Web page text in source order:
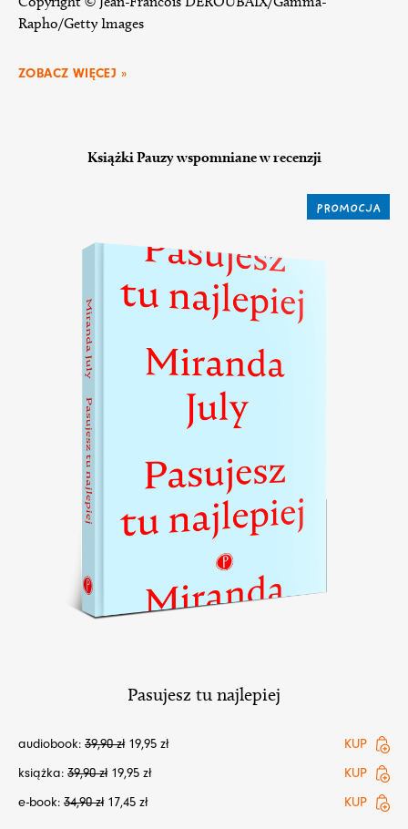
Rapho/Getty Images
ZOBACZ WIĘCEJ »
Książki Pauzy wspomniane w recenzji
PROMOCJA
Pasujesz tu najlepiej
audiobook: 39,90zł 19,95 zł
KUP
książka: 39,90zł 19,95 zł
KUP
e-book: 34,90zł 17,45 zł KUP